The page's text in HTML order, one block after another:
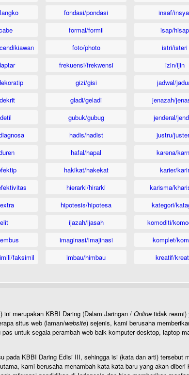
faksimil
fondasi/pondasi
formal/formil
foto/photo
frekuensi/frekwensi
gizi/gisi
gladi/geladi
gubuk/gubug
hadis/hadist
hafal/hapal
hakikat/hakekat
hierarki/hirarki
hipotesis/hipotesa
ijazah/ijasah
imaginasi/imajinasi
imbau/himbau
insaf/
isap/hisap
istri/isteri
izin/ijin
jadwal/
jenazah/
jenderal/
justru/
karena/
karier/karir
karisma/
kategori/
komoditi/
komplet/
kreatif/
merupakan KBBI Daring (Dalam Jaringan / Online tidak resmi)
situs web (laman/website) sejenis, kami berusaha
untuk segala perambah web baik komputer desktop, laptop
pada KBBI Daring Edisi III, sehingga isi (kata dan arti) tersebut
kami berusaha menambah kata-kata baru yang akan